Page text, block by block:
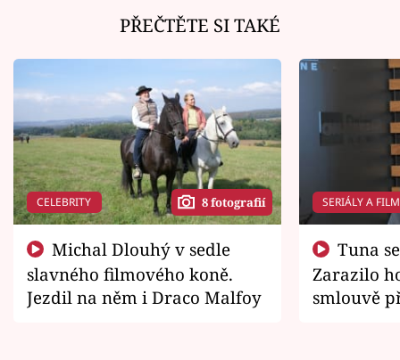
PŘEČTĚTE SI TAKÉ
CELEBRITY 8 fotografií
slavného filmového koně.
Jezdil na něm i Draco Malfoy
SERIÁLY A
Zarazilo
smlouvě